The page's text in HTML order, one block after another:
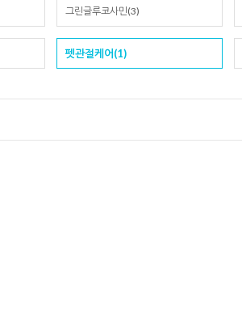
그린글루코사민(3)
펫관절케어(1)